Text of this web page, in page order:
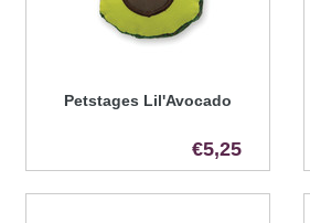
Petstages Lil'Avocado
€5,25